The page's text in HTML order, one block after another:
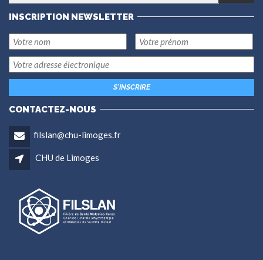
INSCRIPTION NEWSLETTER
CONTACTEZ-NOUS
filslan@chu-limoges.fr
CHU de Limoges